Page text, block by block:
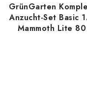
GrünGarten
Anzucht-Set Basic
Mammoth Lite